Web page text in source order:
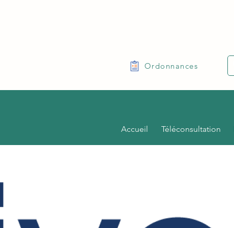
Ordonnances
Accueil Téléconsultation